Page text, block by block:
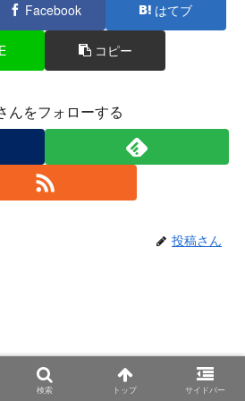
Facebook はてブ
コピー
んをフォローする
投稿さん
【2020年3月終了】TBS「メトロ
検索 トップ サイドバー